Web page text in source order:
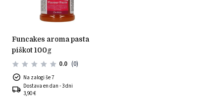
funcakes aroma pasta
piškot 100g
0.0 (0)
Na zalogi še 7
Dostava en dan - 3 dni
3,90 €